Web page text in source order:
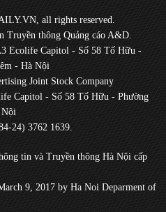
all rights reserved.
Truyền thông Quảng cáo A&D.
Ecolife Capitol - Số 58 Tố Hữu -
- Hà Nội
Joint Stock Company
Capitol - Số 58 Tố Hữu - Phường
Nội
24) 3762 1639.
tin và Truyền thông Hà Nội cấp
9, 2017 by Ha Noi Deparment of